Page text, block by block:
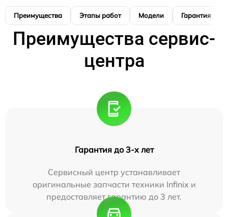
Преимущества Этапы работ Модели Гарантия
Преимущества сервис-
центра
Гарантия до 3-х лет
Сервисный центр устанавливает
оригинальные запчасти техники Infinix и
предоставляет гарантию до 3 лет.